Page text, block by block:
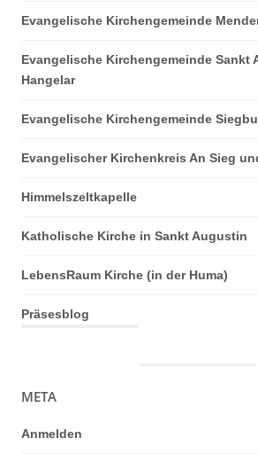
Evangelische Kirchengemeinde
Evangelische Kirchengemeinde Sankt
Hangelar
Evangelische Kirchengemeinde
Evangelischer Kirchenkreis An Sieg
Himmelszeltkapelle
Katholische Kirche in Sankt Augustin
LebensRaum Kirche (in der Huma)
Präsesblog
META
Anmelden